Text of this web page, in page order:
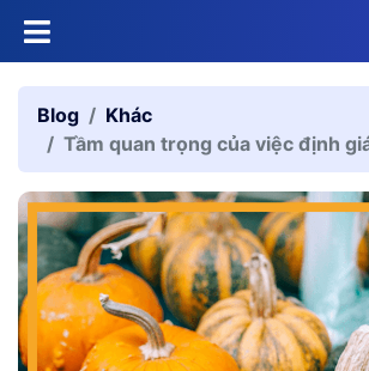
Blog
Khác
Tầm quan trọng của việc định